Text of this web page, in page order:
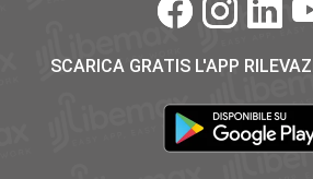
SCARICA GRATIS L'APP